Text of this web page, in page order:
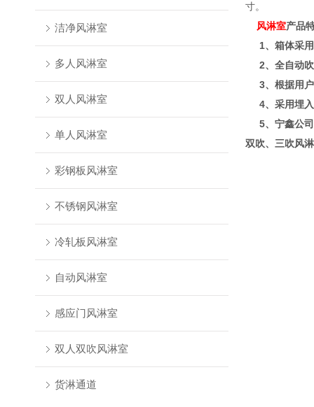
洁净风淋室
多人风淋室
双人风淋室
单人风淋室
彩钢板风淋室
不锈钢风淋室
冷轧板风淋室
自动风淋室
感应门风淋室
双人双吹风淋室
货淋通道
寸。
风淋室产品
1、箱体采用
2、全自动吹
3、根据用户
4、采用埋入
5、宁鑫公司
双吹、三吹风